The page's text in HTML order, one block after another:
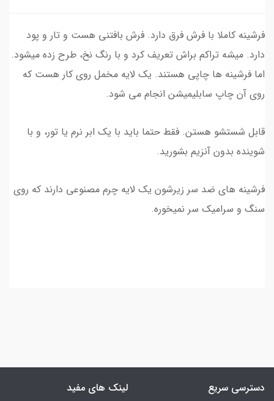
فرشینه کاملا با فرش فرق دارد. فرش بافتنی هست و تار و پود
دارد. میشه تراکم براش تعریف کرد و با رنگ نخ، طرح زده میشود.
اما فرشینه ها چاپی هستند. یک لایه مخمل روی کار هست که
روی آن چاپ سابلیمیشن انجام می شود.
قابل شستشو هستن. فقط حتما باید با یک ابر نرم یا تور، و با
شوینده بدون آنزیم بشورید.
فرشینه های ضد سر زیرشون یک لایه چرم مصنوعی دارند که روی
سنگ و سرامیک سر نمیخوره.
دسترسی سریع لینک های مفید